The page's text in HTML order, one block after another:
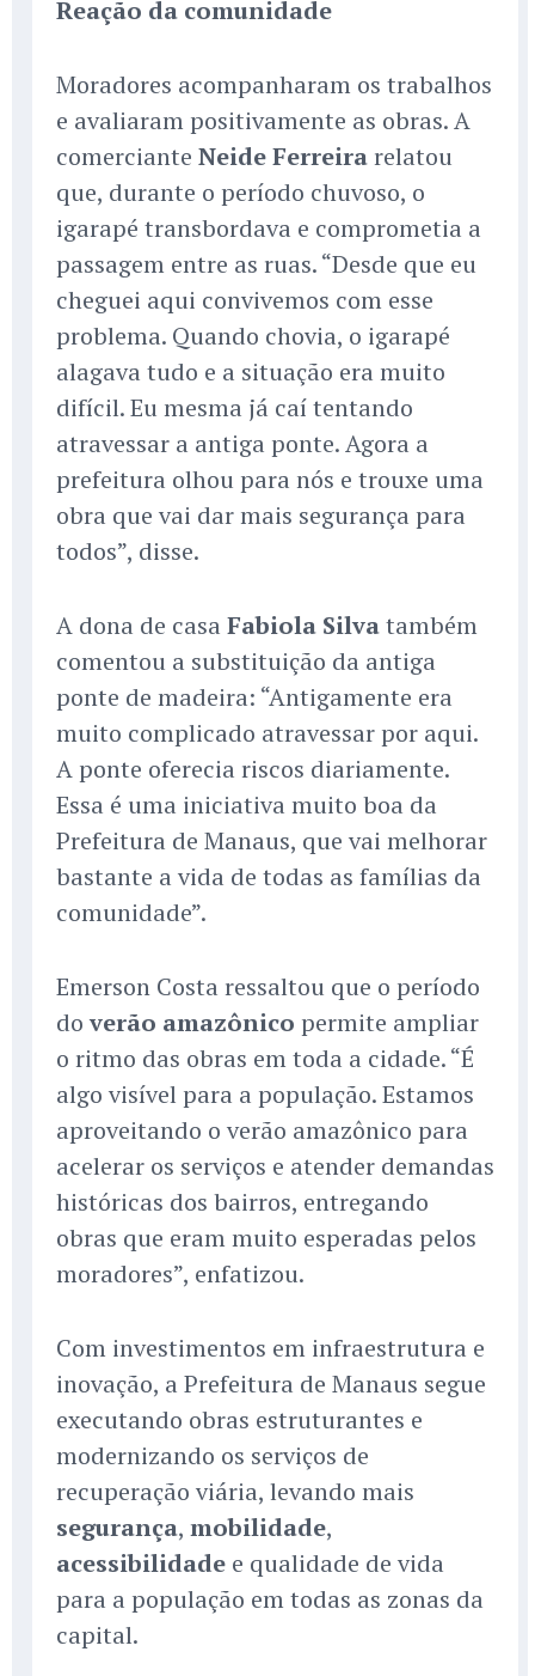
Reação da comunidade
Moradores acompanharam os trabalhos
e avaliaram positivamente as obras. A
comerciante Neide Ferreirarelatou
que, durante o período chuvoso, o
igarapé transbordava e comprometia a
passagem entre as ruas. “Desde que eu
cheguei aqui convivemos com esse
problema. Quando chovia, o igarapé
alagava tudo e a situação era muito
difícil. Eu mesma já caí tentando
atravessar a antiga ponte. Agora a
prefeitura olhou para nós e trouxe uma
obra que vai dar mais segurança para
todos”, disse.
A dona de casa Fabiola Silvatambém
comentou a substituição da antiga
ponte de madeira: “Antigamente era
muito complicado atravessar por aqui.
A ponte oferecia riscos diariamente.
Essa é uma iniciativa muito boa da
Prefeitura de Manaus, que vai melhorar
bastante a vida de todas as famílias da
comunidade”.
Emerson Costa ressaltou que o período
doverão amazônico permite ampliar
o ritmo das obras em toda a cidade. “É
algo visível para a população. Estamos
aproveitando o verão amazônico para
acelerar os serviços e atender demandas
históricas dos bairros, entregando
obras que eram muito esperadas pelos
moradores”, enfatizou.
Com investimentos em infraestrutura e
inovação, a Prefeitura de Manaus segue
executando obras estruturantes e
modernizando os serviços de
recuperação viária, levando mais
segurança, mobilidade,
acessibilidade e qualidade de vida
para a população em todas as zonas da
capital.